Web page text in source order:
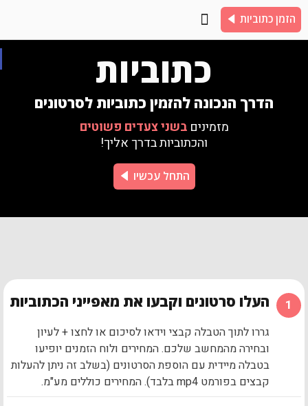
הזמן כתוביות
כתוביות
הדרך הנכונה להזמין כתוביות לסרטונים
מזמיניםבשני צעדים פשוטים
והכתוביות בדרך אליך!
התחל עכשיו
1 העלו סרטונים וקבעו את מאפייני הכתוביות
גררו לתוך הטבלה קבצי וידאו לסיכום או לחצו + לעיון
ובחירה מהמחשב שלכם. המחירים ולוח הזמנים יופיעו
בטבלה מיידית עם הוספת הסרטונים (בשלב זה ניתן להעלות
קבצים בפורמט mp4 בלבד). המחירים כוללים מע"מ.